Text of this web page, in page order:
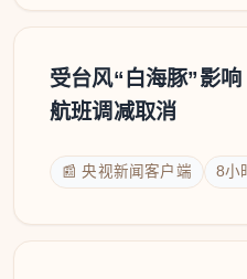
受台风“白海豚”影
航班调减取消
📰 央视新闻客户端 8小